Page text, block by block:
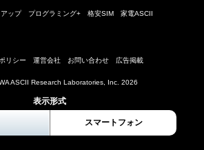
ップ プログラミング+ 格安SIM 家電ASCII
リシー 運営会社 お問い合わせ 広告掲載
ASCII Research Laboratories, Inc. 2026
表示形式
スマートフォン